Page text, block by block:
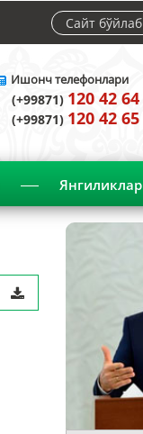
Ишонч телефонлари
(+99871) 120 42 64
(+99871) 120 42 65
Янгиликлар